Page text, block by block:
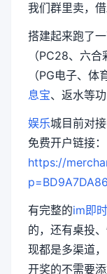
我们群里卖，
搭建起来跑了
（PC28、六
（PG电子、体
息宝、返水等
娱乐城目前对
免费开户链接：
https://
有完整的im即
的，还有桌投
现都是多渠道，
开奖的不需要